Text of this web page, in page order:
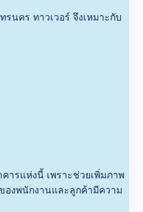
นคร ทาวเวอร์ จึงเหมาะกับ
ารแห่งนี้ เพราะช่วยเพิ่มภาพ
องพนักงานและลูกค้ามีความ